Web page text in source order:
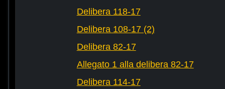
Delibera 118-17
Delibera 108-17 (2)
Delibera 82-17
Allegato 1 alla delibera 82-17
Delibera 114-17